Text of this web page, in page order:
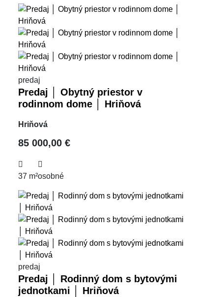
predaj
Predaj │ Obytný priestor v
rodinnom dome │ Hriňová
Hriňová
85 000,00 €
37 m²osobné
predaj
Predaj │ Rodinný dom s bytovými
jednotkami │ Hriňová